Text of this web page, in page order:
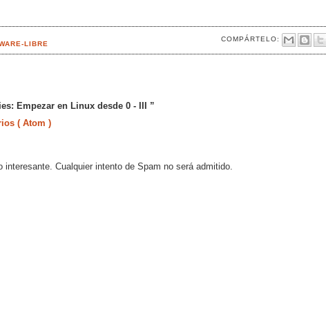
COMPÁRTELO:
LIBRE
Empezar en Linux desde 0 - III ”
( Atom )
interesante. Cualquier intento de Spam no será admitido.